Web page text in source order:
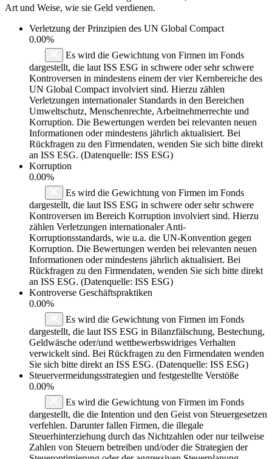
Art und Weise, wie sie Geld verdienen.
Verletzung der Prinzipien des UN Global Compact
0.00%
Es wird die Gewichtung von Firmen im Fonds
dargestellt, die laut ISS ESG in schwere oder sehr schwere
Kontroversen in mindestens einem der vier Kernbereiche des
UN Global Compact involviert sind. Hierzu zählen
Verletzungen internationaler Standards in den Bereichen
Umweltschutz, Menschenrechte, Arbeitnehmerrechte und
Korruption. Die Bewertungen werden bei relevanten neuen
Informationen oder mindestens jährlich aktualisiert. Bei
Rückfragen zu den Firmendaten, wenden Sie sich bitte direkt
an ISS ESG. (Datenquelle: ISS ESG)
Korruption
0.00%
Es wird die Gewichtung von Firmen im Fonds
dargestellt, die laut ISS ESG in schwere oder sehr schwere
Kontroversen im Bereich Korruption involviert sind. Hierzu
zählen Verletzungen internationaler Anti-
Korruptionsstandards, wie u.a. die UN-Konvention gegen
Korruption. Die Bewertungen werden bei relevanten neuen
Informationen oder mindestens jährlich aktualisiert. Bei
Rückfragen zu den Firmendaten, wenden Sie sich bitte direkt
an ISS ESG. (Datenquelle: ISS ESG)
Kontroverse Geschäftspraktiken
0.00%
Es wird die Gewichtung von Firmen im Fonds
dargestellt, die laut ISS ESG in Bilanzfälschung, Bestechung,
Geldwäsche oder/und wettbewerbswidriges Verhalten
verwickelt sind. Bei Rückfragen zu den Firmendaten wenden
Sie sich bitte direkt an ISS ESG. (Datenquelle: ISS ESG)
Steuervermeidungsstrategien und festgestellte Verstöße
0.00%
Es wird die Gewichtung von Firmen im Fonds
dargestellt, die die Intention und den Geist von Steuergesetzen
verfehlen. Darunter fallen Firmen, die illegale
Steuerhinterziehung durch das Nichtzahlen oder nur teilweise
Zahlen von Steuern betreiben und/oder die Strategien der